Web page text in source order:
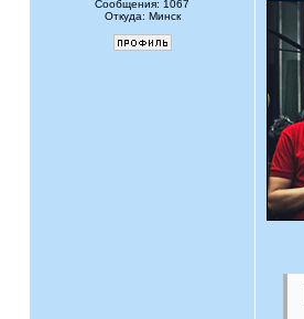
Сообщения: 1067
Откуда: Минск